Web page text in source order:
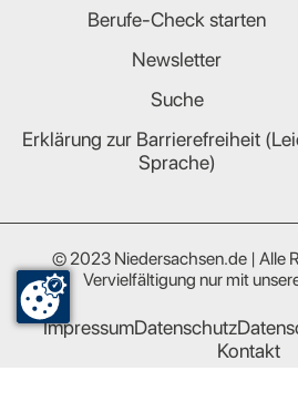
Berufe-Check starten
Newsletter
Suche
Erklärung zur Barrierefreiheit
Sprache)
© 2023 Niedersachsen.de | Alle
Vervielfältigung nur mit
ImpressumDatenschutz
Kontakt